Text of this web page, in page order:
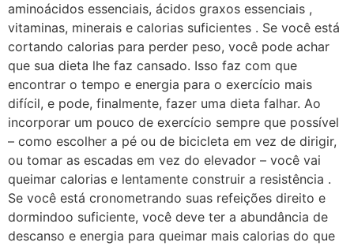
aminoácidos essenciais, ácidos graxos essenciais ,
vitaminas, minerais e calorias suficientes . Se você está
cortando calorias para perder peso, você pode achar
que sua dieta lhe faz cansado. Isso faz com que
encontrar o tempo e energia para o exercício mais
difícil, e pode, finalmente, fazer uma dieta falhar. Ao
incorporar um pouco de exercício sempre que possível
– como escolher a pé ou de bicicleta em vez de dirigir,
ou tomar as escadas em vez do elevador – você vai
queimar calorias e lentamente construir a resistência .
Se você está cronometrando suas refeições direito e
dormindoo suficiente, você deve ter a abundância de
descanso e energia para queimar mais calorias do que